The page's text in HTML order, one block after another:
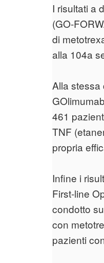
I risultati a
(GO-
di
alla 104a
Alla stessa
461
TNF
propria
Infine i
First-line
condotto
con
pazienti